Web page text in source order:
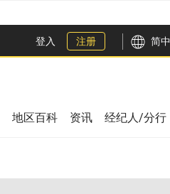
登入 注册 简中
地区百科 资讯 经纪人/分行